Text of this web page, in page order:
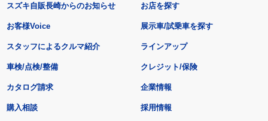
スズキ自販長崎からのお知らせ
お客様Voice
スタッフによるクルマ紹介
お店を探す
展示車/試乗車を探す
ラインアップ
車検/点検/整備 クレジット/保険
カタログ請求
購入相談
企業情報
採用情報